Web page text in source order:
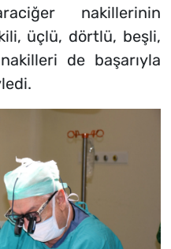
nakillerinin
üçlü, dörtlü, beşli,
de başarıyla